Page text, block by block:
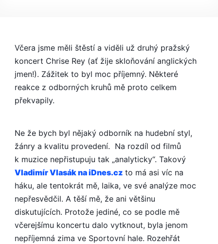
FAJN
CHLAPÍK
Včera jsme měli štěstí a viděli už druhý pražský
koncert Chrise Rey (ať žije skloňování anglických
jmen!). Zážitek to byl moc příjemný. Některé
reakce z odborných kruhů mě proto celkem
překvapily.
Ne že bych byl nějaký odborník na hudební styl,
žánry a kvalitu provedení. Na rozdíl od filmů
k muzice nepřistupuju tak „analyticky“. Takový
Vladimír Vlasák na iDnes.cz to má asi víc na
háku, ale tentokrát mě, laika, ve své analýze moc
nepřesvědčil. A těší mě, že ani většinu
diskutujících. Protože jediné, co se podle mě
včerejšímu koncertu dalo vytknout, byla jenom
nepříjemná zima ve Sportovní hale. Rozehřát